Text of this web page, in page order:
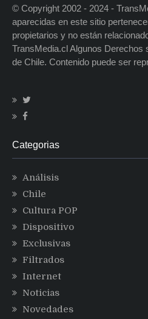
© Copyright 2002 - 2024 -
aparecidas en este sitio
propietarios y no están
TransMedia.cl Algunos Derechos
de Chile. Contenido puede ser
Categorias
Análisis
Chile
Cultura POP
Dispositivo
Exclusivas
Filtrados
Internet
Noticias
Novedades